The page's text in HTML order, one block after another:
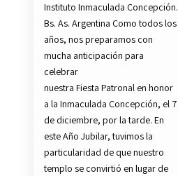
Instituto Inmaculada Concepción.
Bs. As. Argentina Como todos los
años, nos preparamos con
mucha anticipación para
celebrar
nuestra Fiesta Patronal en honor
a la Inmaculada Concepción, el 7
de diciembre, por la tarde. En
este Año Jubilar, tuvimos la
particularidad de que nuestro
templo se convirtió en lugar de